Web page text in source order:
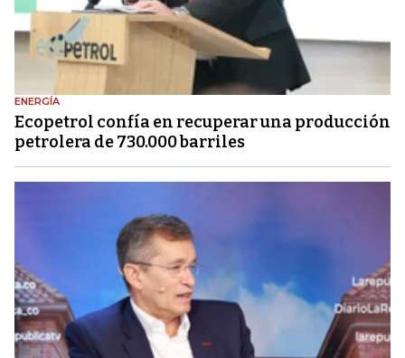
ENERGÍA
Ecopetrol confía en recuperar una producción
petrolera de 730.000 barriles